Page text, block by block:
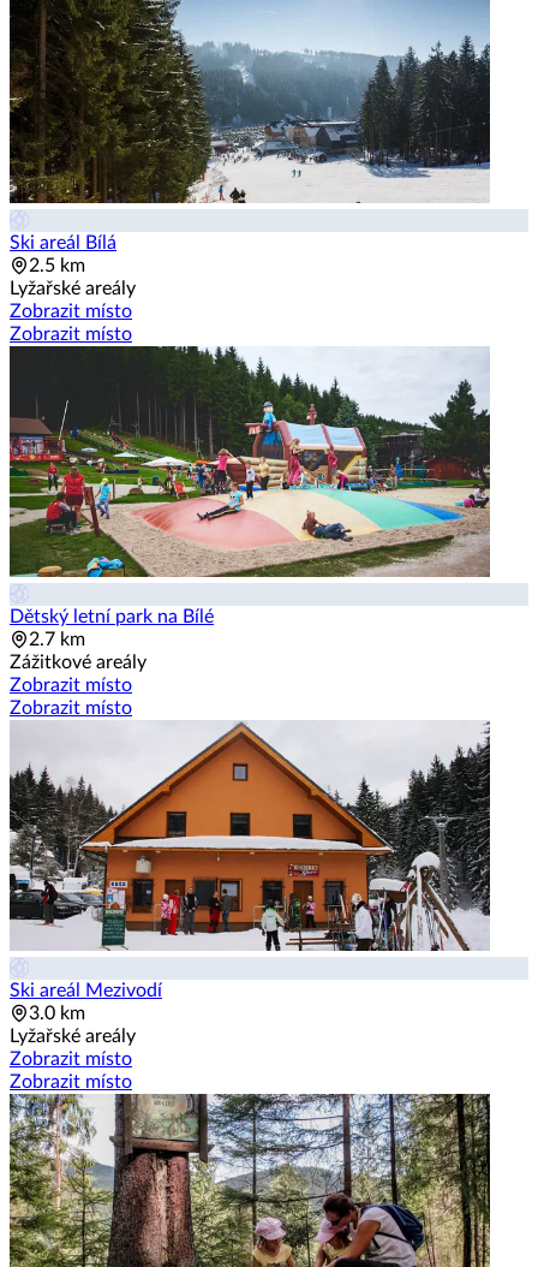
Ski areál Bílá
2.5 km
Lyžařské areály
Zobrazit místo
Zobrazit místo
Dětský letní park na Bílé
2.7 km
Zážitkové areály
Zobrazit místo
Zobrazit místo
Ski areál Mezivodí
3.0 km
Lyžařské areály
Zobrazit místo
Zobrazit místo